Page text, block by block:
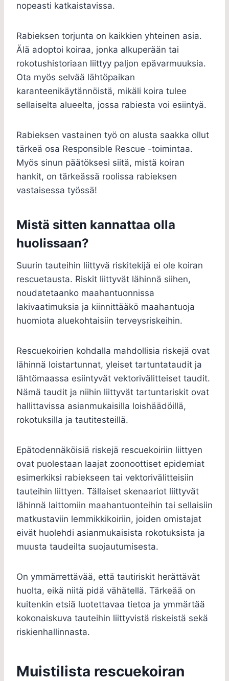
nopeasti katkaistavissa.
Rabieksen torjunta on kaikkien yhteinen asia.
Älä adoptoi koiraa, jonka alkuperään tai
rokotushistoriaan liittyy paljon epävarmuuksia.
Ota myös selvää lähtöpaikan
karanteenikäytännöistä, mikäli koira tulee
sellaiselta alueelta, jossa rabiesta voi esiintyä.
Rabieksen vastainen työ on alusta saakka ollut
tärkeä osa Responsible Rescue -toimintaa.
Myös sinun päätöksesi siitä, mistä koiran
hankit, on tärkeässä roolissa rabieksen
vastaisessa työssä!
Mistä sitten kannattaa olla
huolissaan?
Suurin tauteihin liittyvä riskitekijä ei ole koiran
rescuetausta. Riskit liittyvät lähinnä siihen,
noudatetaanko maahantuonnissa
lakivaatimuksia ja kiinnittääkö maahantuoja
huomiota aluekohtaisiin terveysriskeihin.
Rescuekoirien kohdalla mahdollisia riskejä ovat
lähinnä loistartunnat, yleiset tartuntataudit ja
lähtömaassa esiintyvät vektorivälitteiset taudit.
Nämä taudit ja niihin liittyvät tartuntariskit ovat
hallittavissa asianmukaisilla loishäädöillä,
rokotuksilla ja tautitesteillä.
Epätodennäköisiä riskejä rescuekoiriin liittyen
ovat puolestaan laajat zoonoottiset epidemiat
esimerkiksi rabiekseen tai vektorivälitteisiin
tauteihin liittyen. Tällaiset skenaariot liittyvät
lähinnä laittomiin maahantuonteihin tai sellaisiin
matkustaviin lemmikkikoiriin, joiden omistajat
eivät huolehdi asianmukaisista rokotuksista ja
muusta taudeilta suojautumisesta.
On ymmärrettävää, että tautiriskit herättävät
huolta, eikä niitä pidä vähätellä. Tärkeää on
kuitenkin etsiä luotettavaa tietoa ja ymmärtää
kokonaiskuva tauteihin liittyvistä riskeistä sekä
riskienhallinnasta.
Muistilista rescuekoiran